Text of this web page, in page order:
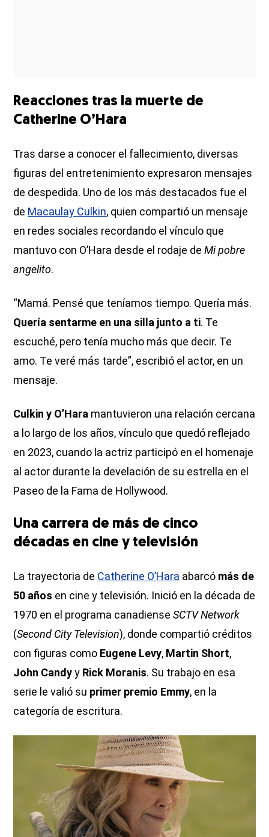
Reacciones tras la muerte de
Catherine O’Hara
Tras darse a conocer el fallecimiento, diversas
figuras del entretenimiento expresaron mensajes
de despedida. Uno de los más destacados fue el
de Macaulay Culkin, quien compartió un mensaje
en redes sociales recordando el vínculo que
mantuvo con O’Hara desde el rodaje deMi pobre
angelito.
“Mamá. Pensé que teníamos tiempo. Quería más.
Quería sentarme en una silla junto a ti. Te
escuché, pero tenía mucho más que decir. Te
amo. Te veré más tarde”, escribió el actor, en un
mensaje.
Culkin y O’Hara mantuvieron una relación cercana
a lo largo de los años, vínculo que quedó reflejado
en 2023, cuando la actriz participó en el homenaje
al actor durante la develación de su estrella en el
Paseo de la Fama de Hollywood.
Una carrera de más de cinco
décadas en cine y televisión
La trayectoria de Catherine O’Hara abarcó más de
50 años en cine y televisión. Inició en la década de
1970 en el programa canadienseSCTV Network
(Second City Television), donde compartió créditos
con figuras como Eugene Levy, Martin Short,
John Candyy Rick Moranis. Su trabajo en esa
serie le valió su primer premio Emmy, en la
categoría de escritura.